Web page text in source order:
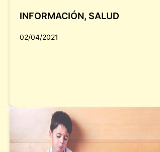
INFORMACIÓN, SALUD
02/04/2021